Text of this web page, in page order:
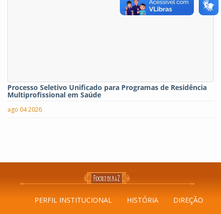
Processo Seletivo Unificado para Programas de Residência
Multiprofissional em Saúde
ago 04 2026
PERFIL INSTITUCIONAL HISTÓRIA DIREÇÃO